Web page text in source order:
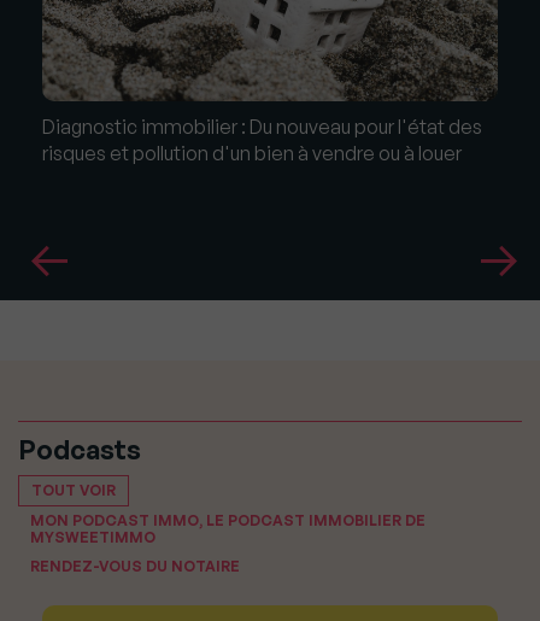
Diagnostic immobilier : Du nouveau pour l'état des
risques et pollution d'un bien à vendre ou à louer
Podcasts
TOUT VOIR
MON PODCAST IMMO, LE PODCAST IMMOBILIER DE
MYSWEETIMMO
RENDEZ-VOUS DU NOTAIRE